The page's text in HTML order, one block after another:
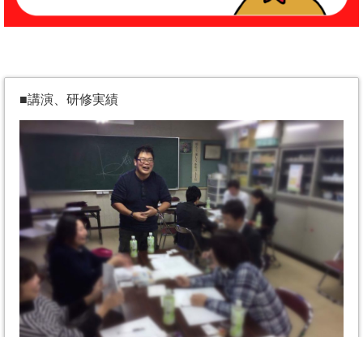
■講演、研修実績